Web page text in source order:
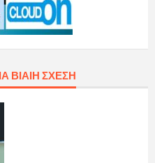
ΒΊΑΙΗ ΣΧΈΣΗ